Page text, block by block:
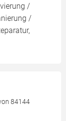
/
/
84144